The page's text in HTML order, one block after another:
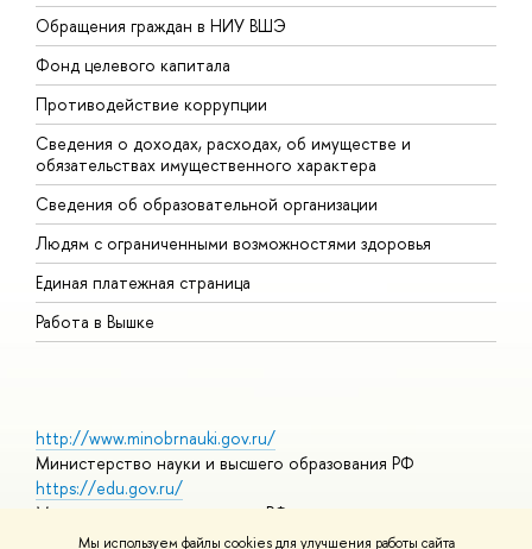
Мы используем файлы cookies для улучшения работы сайта
Обращения граждан в НИУ ВШЭ
Фонд целевого капитала
Противодействие коррупции
Сведения о доходах, расходах, об имуществе и
обязательствах имущественного характера
Сведения об образовательной организации
Людям с ограниченными возможностями здоровья
Единая платежная страница
Работа в Вышке
http://www.minobrnauki.gov.ru/
Министерство науки и высшего образования РФ
https://edu.gov.ru/
Министерство просвещения РФ
https://elearning.hse.ru/mooc